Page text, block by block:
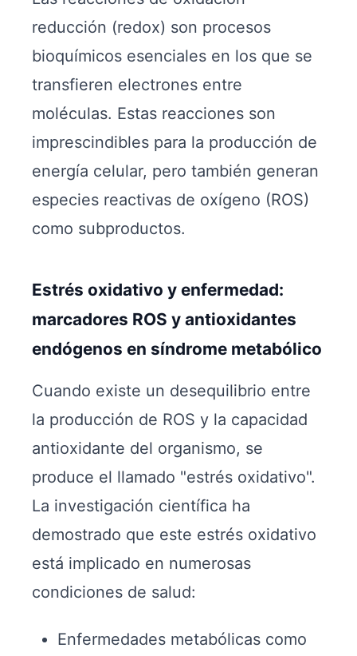
reducción (redox) son procesos
bioquímicos esenciales en los que se
transfieren electrones entre
moléculas. Estas reacciones son
imprescindibles para la producción de
energía celular, pero también generan
especies reactivas de oxígeno (ROS)
como subproductos.
Estrés oxidativo y enfermedad:
marcadores ROS y antioxidantes
endógenos en síndrome metabólico
Cuando existe un desequilibrio entre
la producción de ROS y la capacidad
antioxidante del organismo, se
produce el llamado "estrés oxidativo".
La investigación científica ha
demostrado que este estrés oxidativo
está implicado en numerosas
condiciones de salud:
Enfermedades metabólicas como